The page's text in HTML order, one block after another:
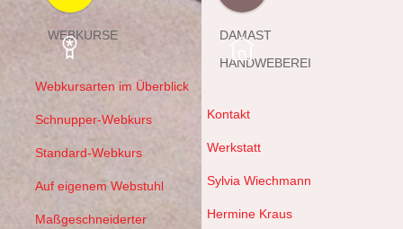
WEBKURSE
Webkursarten im Überblick
Schnupper-Webkurs
Standard-Webkurs
Auf eigenem Webstuhl
Maßgeschneiderter
DAMAST
HANDWEBEREI
Kontakt
Werkstatt
Sylvia Wiechmann
Hermine Kraus